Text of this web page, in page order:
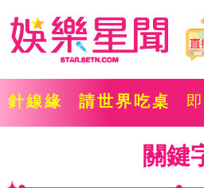
針線緣 請世界吃桌
關鍵